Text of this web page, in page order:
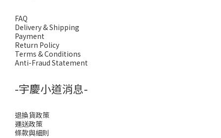
FAQ
Delivery & Shipping
Payment
Return Policy
Terms & Conditions
Anti-Fraud Statement
-宇慶小道消息-
退換貨政策
運送政策
條款與細則